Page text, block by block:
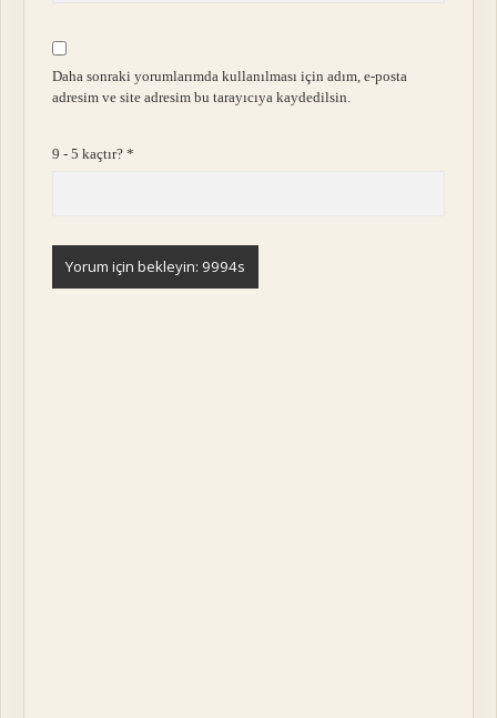
Daha sonraki yorumlarımda kullanılması için adım, e-posta
adresim ve site adresim bu tarayıcıya kaydedilsin.
9 - 5 kaçtır?*